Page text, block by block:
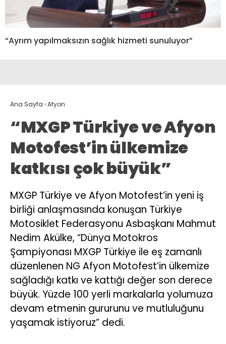
“Ayrım yapılmaksızın sağlık hizmeti sunuluyor”
Ana Sayfa ›Afyon
“MXGP Türkiye ve Afyon
Motofest’in ülkemize
katkısı çok büyük”
MXGP Türkiye ve Afyon Motofest’in yeni iş
birliği anlaşmasında konuşan Türkiye
Motosiklet Federasyonu Asbaşkanı Mahmut
Nedim Akülke, “Dünya Motokros
Şampiyonası MXGP Türkiye ile eş zamanlı
düzenlenen NG Afyon Motofest’in ülkemize
sağladığı katkı ve kattığı değer son derece
büyük. Yüzde 100 yerli markalarla yolumuza
devam etmenin gururunu ve mutluluğunu
yaşamak istiyoruz” dedi.